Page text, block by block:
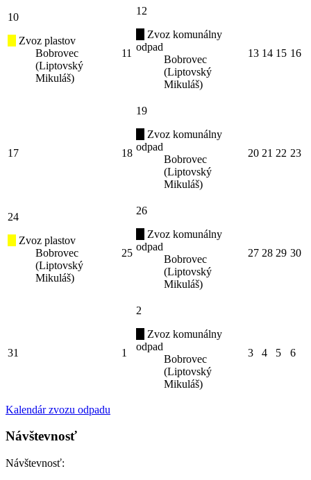
10
Zvoz plastov
Bobrovec
(Liptovský
Mikuláš)
11
12
Zvoz komunálny
odpad
Bobrovec
(Liptovský
Mikuláš)
13 14 15 16
17 18
19
Zvoz komunálny
odpad
Bobrovec
(Liptovský
Mikuláš)
20 21 22 23
24
Zvoz plastov
Bobrovec
(Liptovský
Mikuláš)
25
26
Zvoz komunálny
odpad
Bobrovec
(Liptovský
Mikuláš)
27 28 29 30
31 1
2
Zvoz komunálny
odpad
Bobrovec
(Liptovský
Mikuláš)
3 4 5 6
Kalendár zvozu odpadu
Návštevnosť
Návštevnosť: